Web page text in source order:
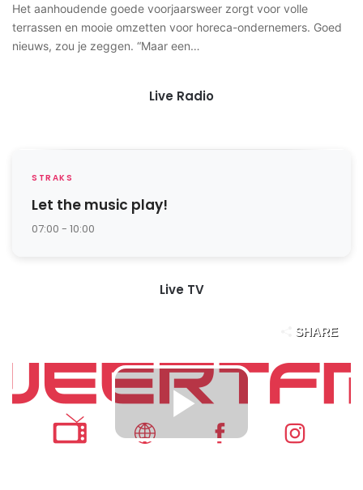
Het aanhoudende goede voorjaarsweer zorgt voor volle
terrassen en mooie omzetten voor horeca-ondernemers. Goed
nieuws, zou je zeggen. “Maar een…
Live Radio
STRAKS
Let the music play!
07:00 - 10:00
Live TV